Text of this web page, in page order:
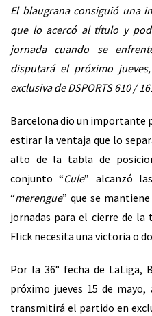
El blaugrana consiguió una
que lo acercó al título y
jornada cuando se
disputará el próximo
exclusiva de DSPORTS 610 /
Barcelona dio un importante
estirar la ventaja que lo
alto de la tabla de
conjunto “Cule” alcanzó
“merengue” que se
jornadas para el cierre de la
Flick necesita una victoria o
Por la 36° fecha de LaLiga,
próximo jueves 15 de mayo,
transmitirá el partido en